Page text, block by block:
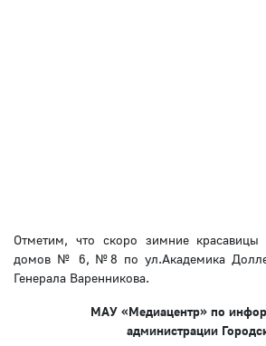
Отметим, что скоро зимние красавицы
домов № 6, №8 по ул.Академика
Генерала Варенникова.
МАУ «Медиацентр» по
администрации